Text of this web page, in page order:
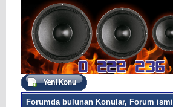
Forumda bulunan Konular, Forum ismi